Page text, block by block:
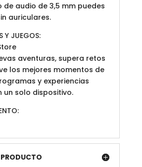
de audio de 3,5 mm puedes
auriculares.
Y JUEGOS:
aventuras, supera retos
los mejores momentos de
y experiencias
un solo dispositivo.
PRODUCTO